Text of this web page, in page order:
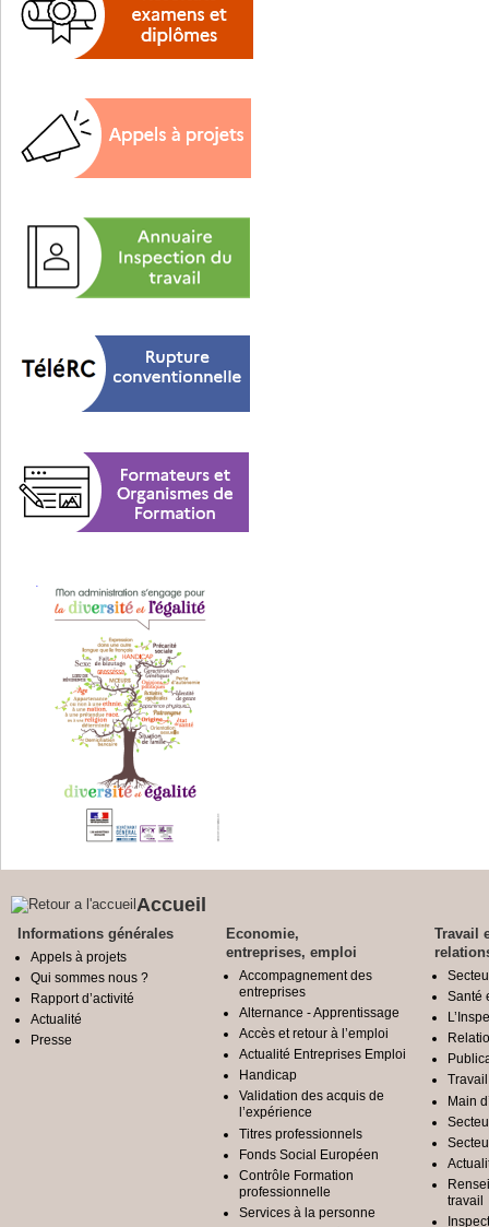
Accueil
Informations générales
Appels à projets
Qui sommes nous ?
Rapport d’activité
Actualité
Presse
Economie,
entreprises, emploi
Accompagnement des
entreprises
Alternance - Apprentissage
Accès et retour à l’emploi
Actualité Entreprises Emploi
Handicap
Validation des acquis de
l’expérience
Titres professionnels
Fonds Social Européen
Contrôle Formation
professionnelle
Services à la personne
Travail
Santé
Main
travail